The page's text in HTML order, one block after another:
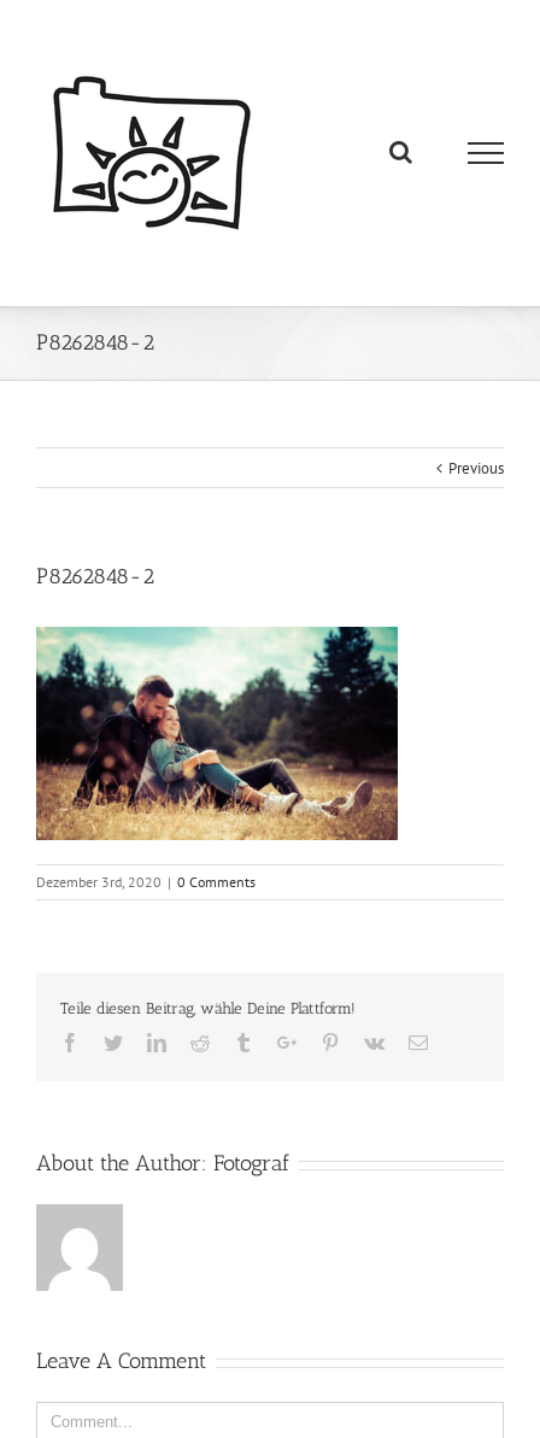
P8262848-2
Previous
P8262848-2
Dezember 3rd, 2020 | 0 Comments
Teile diesen Beitrag, wähle Deine Plattform!
Facebook
TwitterLinkedinReddit TumblrGoogle+Pinterest
Vk Email
About the Author: Fotograf
Leave A Comment
Comment